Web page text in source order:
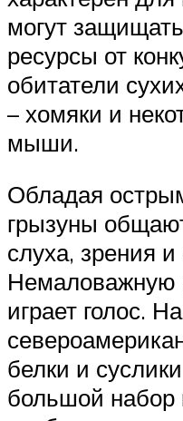
могут
ресурсы от
обитатели
– хомяки и
мыши.
Обладая
грызуны
слуха, зрения
Немаловажную
играет голос.
белки и
большой набор